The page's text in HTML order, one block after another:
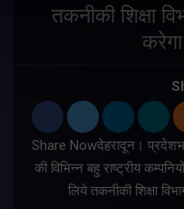
तकनीकी शिक्षा
Share Nowदेहरादून।
की विभिन्न बहु राष्ट्रीय
लिये तकनीकी शिक्षा